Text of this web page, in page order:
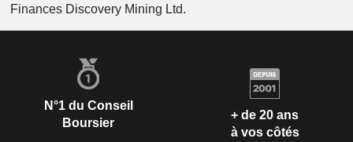
Finances Discovery Mining Ltd.
N°1 du Conseil
Boursier
+ de 20 ans
à vos côtés